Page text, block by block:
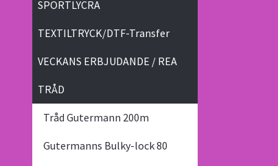
SPORTLYCRA
TEXTILTRYCK/DTF-Transfer
VECKANS ERBJUDANDE / REA
TRÅD
Tråd Gutermann 200m
Gutermanns Bulky-lock 80